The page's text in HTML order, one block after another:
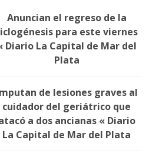
Anuncian el regreso de la
para este viernes
Diario La Capital de Mar del
Plata
de lesiones graves al
cuidador del geriátrico que
a dos ancianas « Diario
La Capital de Mar del Plata